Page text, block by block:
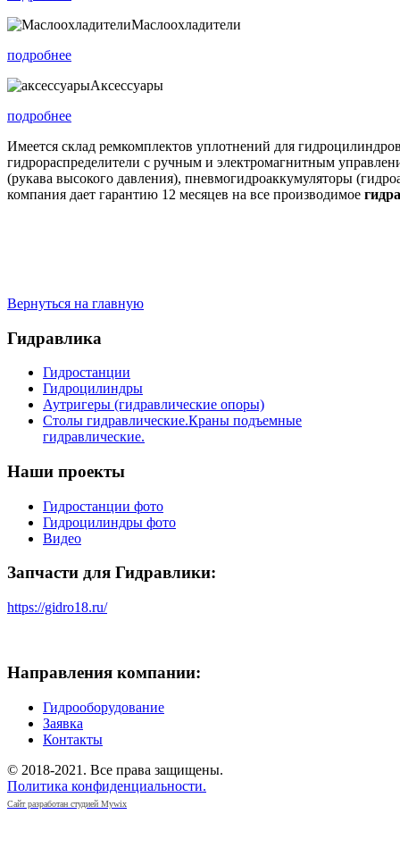
Маслоохладители
подробнее
Аксессуары
подробнее
Имеется склад ремкомплектов уплотнений для
гидрораспределители с ручным и электромагнитным
(рукава высокого давления), пневмогидроаккумуляторы
компания дает гарантию 12 месяцев на все производимое
Вернуться на главную
Гидравлика
Гидростанции
Гидроцилиндры
Аутригеры (гидравлические опоры)
Столы гидравлические.Краны подъемные
гидравлические.
Наши проекты
Гидростанции фото
Гидроцилиндры фото
Видео
Запчасти для Гидравлики:
https://gidro18.ru/
Направления компании:
Гидрооборудование
Заявка
Контакты
© 2018-2021. Все права защищены.
Политика конфиденциальности.
Сайт разработан студией Mywix